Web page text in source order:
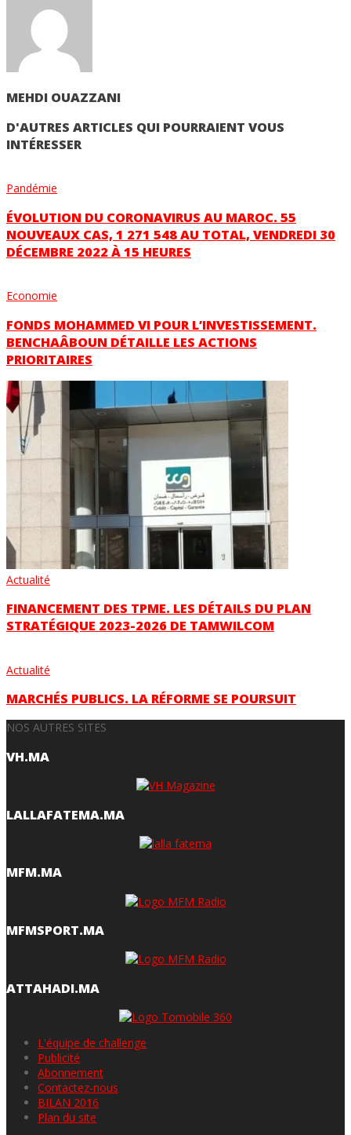
MEHDI OUAZZANI
D'AUTRES ARTICLES QUI POURRAIENT VOUS
INTÉRESSER
Pandémie
ÉVOLUTION DU CORONAVIRUS AU MAROC. 55
NOUVEAUX CAS, 1 271 548 AU TOTAL, VENDREDI 30
DÉCEMBRE 2022 À 15 HEURES
Economie
FONDS MOHAMMED VI POUR L’INVESTISSEMENT.
BENCHAÂBOUN DÉTAILLE LES ACTIONS
PRIORITAIRES
Actualité
FINANCEMENT DES TPME. LES DÉTAILS DU PLAN
STRATÉGIQUE 2023-2026 DE TAMWILCOM
Actualité
MARCHÉS PUBLICS. LA RÉFORME SE POURSUIT
NOS AUTRES SITES
VH.MA
LALLAFATEMA.MA
MFM.MA
MFMSPORT.MA
ATTAHADI.MA
L'équipe de challenge
Publicité
Abonnement
Contactez-nous
BILAN 2016
Plan du site